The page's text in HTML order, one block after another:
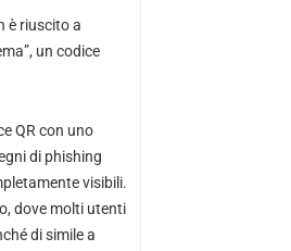
è riuscito a
un codice
QR con uno
di phishing
visibili.
dove molti utenti
di simile a